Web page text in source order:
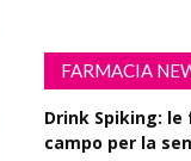
FARMACIA
Drink Spiking:
campo per la